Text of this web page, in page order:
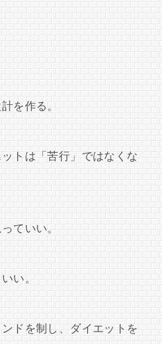
を作る。
トは「苦行」ではなくな
ていい。
い。
ドを制し、ダイエットを